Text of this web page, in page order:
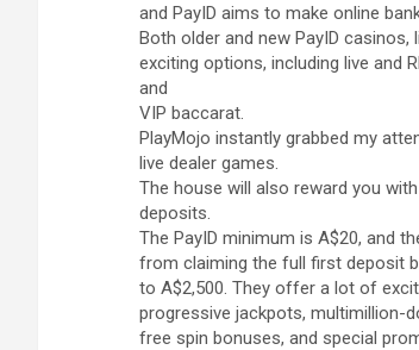
and PayID aims to make online
Both older and new PayID
exciting options, including live and
and
VIP baccarat.
PlayMojo instantly grabbed my
live dealer games.
The house will also reward you
deposits.
The PayID minimum is A$20, and
from claiming the full first deposit
to A$2,500. They offer a lot of
progressive jackpots, multimillion-
free spin bonuses, and special